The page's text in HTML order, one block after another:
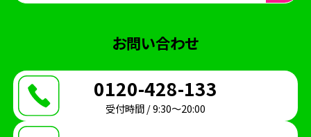
お問い合わせ
0120-428-133
受付時間 / 9:30〜20:00